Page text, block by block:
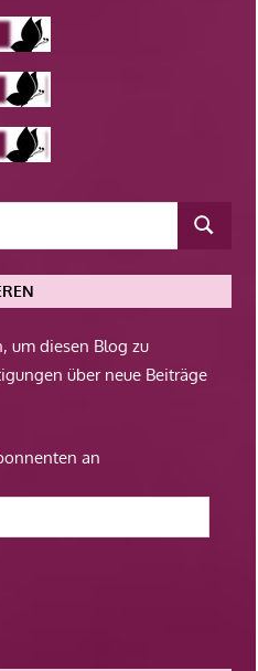
um diesen Blog zu
über neue Beiträge
an